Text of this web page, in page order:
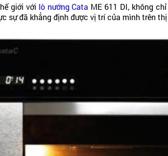
giới với lò nướng Cata ME 611 DI, không
sự đã khẳng định được vị trí của mình trên